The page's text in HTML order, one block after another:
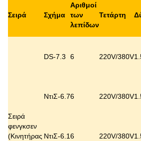
Σειρά Σχήμα
Αριθμοί
των
λεπίδων
Τετάρτη
Σειρά
φενγκσεν
(Κινητήρας
DS-7.3 6 220V/380V
ΝτιΣ-6.76 220V/380V
ΝτιΣ-6.16 220V/380V